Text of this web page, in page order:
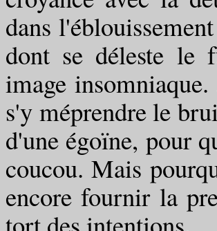
dans
dont se déleste le
image
s'y méprendre le
d'une égoïne, pour
coucou. Mais
encore fournir la